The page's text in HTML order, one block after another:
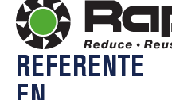
REFERENTE